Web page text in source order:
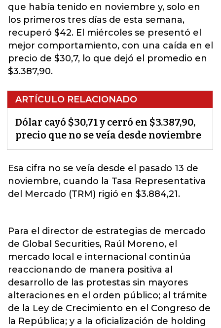
que había tenido en noviembre y, solo en
los primeros tres días de esta semana,
recuperó $42. El miércoles se presentó el
mejor comportamiento, con una caída en el
precio de $30,7, lo que dejó el promedio en
$3.387,90.
ARTÍCULO RELACIONADO
Dólar cayó $30,71 y cerró en $3.387,90,
precio que no se veía desde noviembre
Esa cifra no se veía desde el pasado 13 de
noviembre, cuando la Tasa Representativa
del Mercado (TRM) rigió en $3.884,21.
Para el director de estrategias de mercado
de Global Securities, Raúl Moreno, el
mercado local e internacional continúa
reaccionando de manera positiva al
desarrollo de las protestas sin mayores
alteraciones en el orden público; al trámite
de la Ley de Crecimiento en el Congreso de
la República; y a la oficialización de holding